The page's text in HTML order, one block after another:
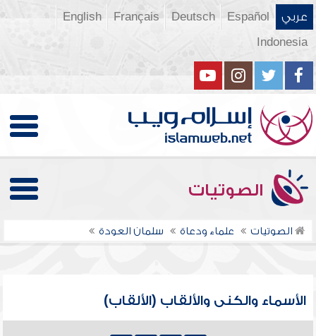
عربي Español
Deutsch
Français
English
Indonesia
الصوتيات
الصوتيات علماء ودعاة سلمان العودة
الأسماء والكنى والألقاب (الألقاب)